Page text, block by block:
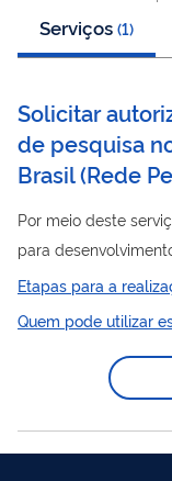
Serviços (1)
Solicitar
de pesquisa
Brasil(Rede
Por meio deste
para
Brasil.
Etapas para a
Quem pode utilizar